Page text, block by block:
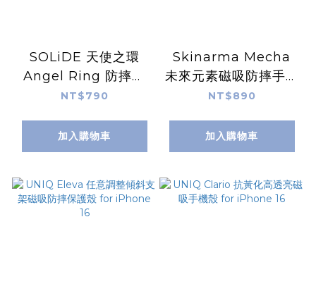
SOLiDE 天使之環
Angel Ring 防摔磁
吸手機殼 for iPhone
NT$790
加入購物車
Skinarma Mecha
未來元素磁吸防摔手機
殼 for iPhone 16
NT$890
加入購物車